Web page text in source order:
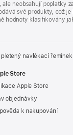
neobsahují poplatky
své produkty, což
hodnoty klasifikovány
navlékací
Store
Apple Store
objednávky
k nakupování